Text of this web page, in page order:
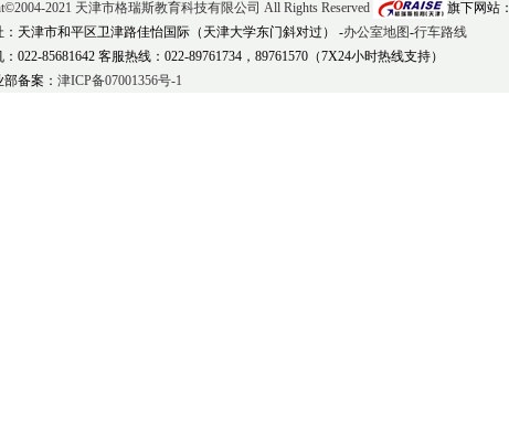
2021 天津市格瑞斯教育科技有限公司 All Rights Reserved 旗下网站：
：天津市和平区卫津路佳怡国际（天津大学东门斜对过） -办公室地图-行车路线
022-85681642 客服热线：022-89761734，89761570（7X24小时热线支持）
备案： 津ICP备07001356号-1